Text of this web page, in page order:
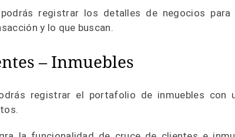
registrar los detalles de negocios
y lo que buscan.
– Inmuebles
registrar el portafolio de inmuebles